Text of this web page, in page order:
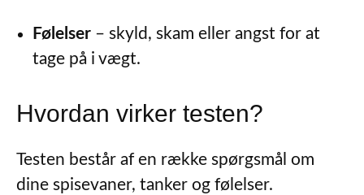
Følelser – skyld, skam eller angst for at
tage på i vægt.
Hvordan virker testen?
Testen består af en række spørgsmål om
dine spisevaner, tanker og følelser.